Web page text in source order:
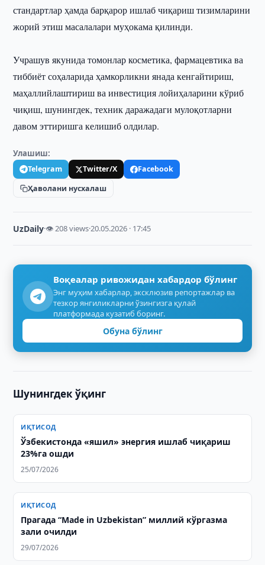
стандартлар ҳамда барқарор ишлаб чиқариш тизимларини
жорий этиш масалалари муҳокама қилинди.
Учрашув якунида томонлар косметика, фармацевтика ва
тиббиёт соҳаларида ҳамкорликни янада кенгайтириш,
маҳаллийлаштириш ва инвестиция лойиҳаларини кўриб
чиқиш, шунингдек, техник даражадаги мулоқотларни
давом эттиришга келишиб олдилар.
Улашиш:
Telegram Twitter/X
Facebook
Ҳаволани нусхалаш
UzDaily·👁 208 views·20.05.2026 · 17:45
Воқеалар ривожидан хабардор бўлинг
Энг муҳим хабарлар, эксклюзив репортажлар ва
тезкор янгиликларни ўзингизга қулай
платформада кузатиб боринг.
Обуна бўлинг
Шунингдек ўқинг
ИҚТИСОД
Ўзбекистонда «яшил» энергия ишлаб чиқариш
23%га ошди
25/07/2026
ИҚТИСОД
Прагада “Made in Uzbekistan” миллий кўргазма
зали очилди
29/07/2026